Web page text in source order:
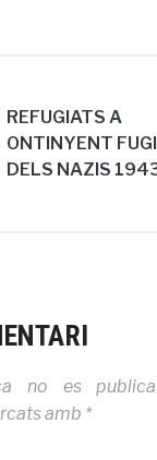
REFUGIATS A
ONTINYENT
DELS NAZIS
no es
amb *